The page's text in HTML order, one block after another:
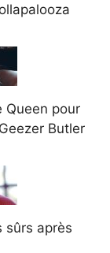
Queen pour
Butler
sûrs après